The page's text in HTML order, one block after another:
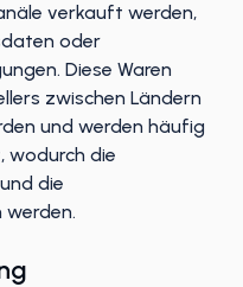
verkauft werden,
oder
Diese Waren
zwischen Ländern
und werden häufig
wodurch die
die